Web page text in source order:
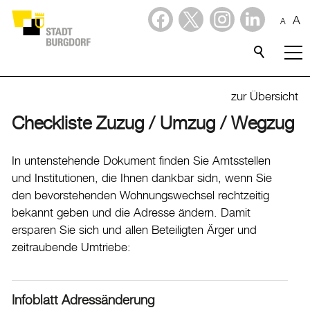
A A
Verwaltung & Politik
Verwaltung
Stadtverwaltung
Mitarbeitende
Onlineschalter
zur Übersicht
Checkliste Zuzug / Umzug / Wegzug
In untenstehende Dokument finden Sie Amtsstellen
und Institutionen, die Ihnen dankbar sidn, wenn Sie
den bevorstehenden Wohnungswechsel rechtzeitig
bekannt geben und die Adresse ändern. Damit
ersparen Sie sich und allen Beteiligten Ärger und
zeitraubende Umtriebe:
Infoblatt Adressänderung